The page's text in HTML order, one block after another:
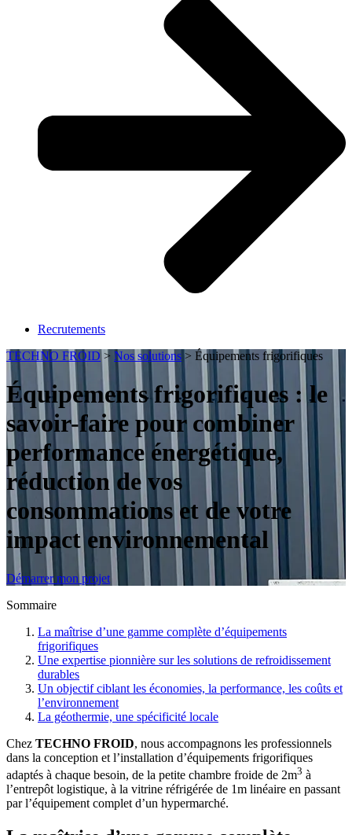
Recrutements
TECHNO FROID > Nos solutions > Équipements frigorifiques
Équipements frigorifiques :le
savoir-faire pour combiner
performance énergétique,
réduction de vos
consommations et de votre
impact environnemental
Démarrer mon projet
Sommaire
La maîtrise d’une gamme complète d’équipements
frigorifiques
Une expertise pionnière sur les solutions de refroidissement
durables
Un objectif ciblant les économies, la performance, les coûts et
l’environnement
La géothermie, une spécificité locale
Chez TECHNO FROID, nous accompagnons les professionnels
dans la conception et l’installation d’équipements frigorifiques
adaptés à chaque besoin, de la petite chambre froide de 2m3 à
l’entrepôt logistique, à la vitrine réfrigérée de 1m linéaire en passant
par l’équipement complet d’un hypermarché.